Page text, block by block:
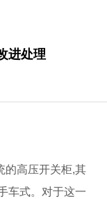
进处理
高压开关柜,其
车式。对于这一